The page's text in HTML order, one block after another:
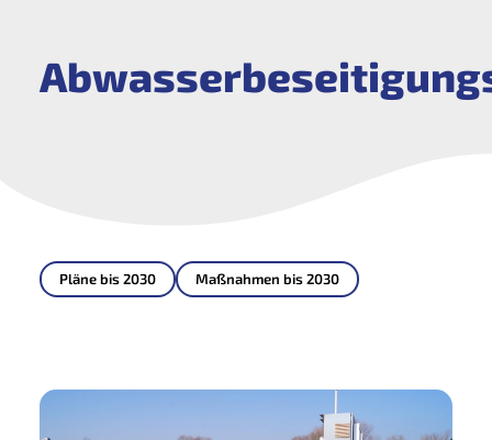
Pläne bis 2030 Maßnahmen bis 2030